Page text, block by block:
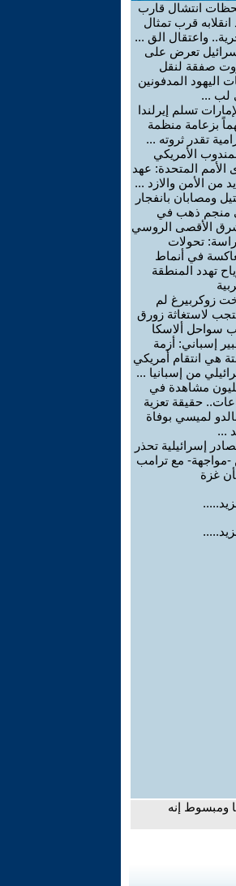
انتشال قارب
انقلابه قرب تمثال
واعتقال الق ...
تعرض على
صفقة لنقل
اليهود المدفونين
لب ...
تسلم إيرلندا
بزعامة منظمة
تقدر ثروته ...
الأمريكي
الأمم المتحدة: عهد
من الأمن والازد ...
ومصابان بانفجار
منجم ذهب في
الأقصى الروسي
تحولات
في أنماط
تهدد المنطقة
زوكربيرغ لم
لاستغاثة زورق
سواحل ألاسكا
إسباني: أزمة
هي انتقام أمريكي
من إسبانيا ...
مشاهدة في
حقيقة تعزية
لميسي بوفاة
...
إسرائيلية تحذر
-مواجهة- مع ترامب
غزة
ومبسوط إنه